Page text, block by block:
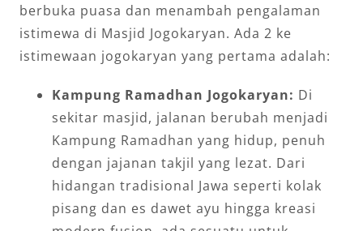
berbuka puasa dan menambah pengalaman
istimewa di Masjid Jogokaryan. Ada 2 ke
istimewaan jogokaryan yang pertama adalah:
Kampung Ramadhan Jogokaryan: Di
sekitar masjid, jalanan berubah menjadi
Kampung Ramadhan yang hidup, penuh
dengan jajanan takjil yang lezat. Dari
hidangan tradisional Jawa seperti kolak
pisang dan es dawet ayu hingga kreasi